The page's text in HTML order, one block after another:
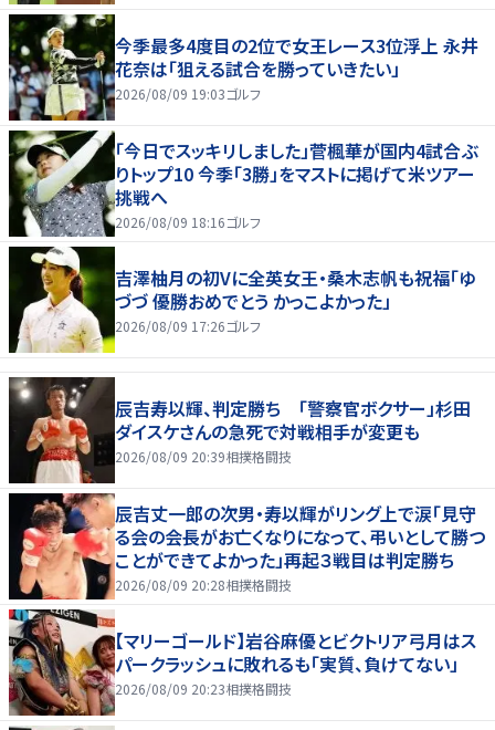
今季最多4度目の2位で女王レース3位浮上 永井
花奈は「狙える試合を勝っていきたい」
2026/08/09 19:03ゴルフ
「今日でスッキリしました」菅楓華が国内4試合ぶ
りトップ10 今季「3勝」をマストに掲げて米ツアー
挑戦へ
2026/08/09 18:16ゴルフ
吉澤柚月の初Vに全英女王・桑木志帆も祝福「ゆ
づづ 優勝おめでとう かっこよかった」
2026/08/09 17:26ゴルフ
辰吉寿以輝、判定勝ち 「警察官ボクサー」杉田
ダイスケさんの急死で対戦相手が変更も
2026/08/09 20:39相撲格闘技
辰吉丈一郎の次男・寿以輝がリング上で涙「見守
る会の会長がお亡くなりになって、弔いとして勝つ
ことができてよかった」再起３戦目は判定勝ち
2026/08/09 20:28相撲格闘技
【マリーゴールド】岩谷麻優とビクトリア弓月はス
パークラッシュに敗れるも「実質、負けてない」
2026/08/09 20:23相撲格闘技